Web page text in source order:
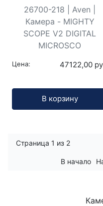
26700-218 | Aven |
Камера - MIGHTY
SCOPE V2 DIGITAL
MICROSCO
Цена: 47122,00
В корзину
Страница 1 из 2
В начало